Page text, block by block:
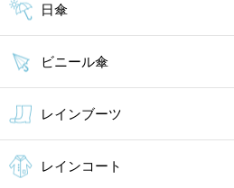
日傘
ビニール傘
レインブーツ
レインコート